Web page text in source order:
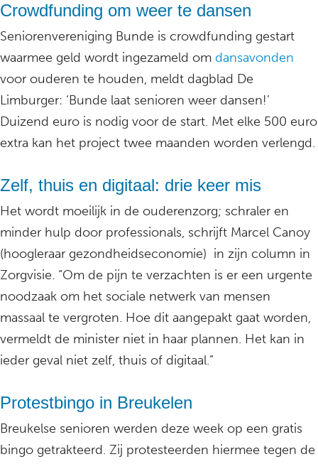
Crowdfunding om weer te dansen
Seniorenvereniging Bunde is crowdfunding gestart
waarmee geld wordt ingezameld om dansavonden
voor ouderen te houden, meldt dagblad De
Limburger: ‘Bunde laat senioren weer dansen!’
Duizend euro is nodig voor de start. Met elke 500 euro
extra kan het project twee maanden worden verlengd.
Zelf, thuis en digitaal: drie keer mis
Het wordt moeilijk in de ouderenzorg; schraler en
minder hulp door professionals, schrijft Marcel Canoy
(hoogleraar gezondheidseconomie) in zijn column in
Zorgvisie. “Om de pijn te verzachten is er een urgente
noodzaak om het sociale netwerk van mensen
massaal te vergroten. Hoe dit aangepakt gaat worden,
vermeldt de minister niet in haar plannen. Het kan in
ieder geval niet zelf, thuis of digitaal.”
Protestbingo in Breukelen
Breukelse senioren werden deze week op een gratis
bingo getrakteerd. Zij protesteerden hiermee tegen de